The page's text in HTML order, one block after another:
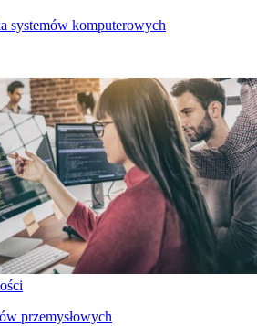
systemów komputerowych
przemysłowych